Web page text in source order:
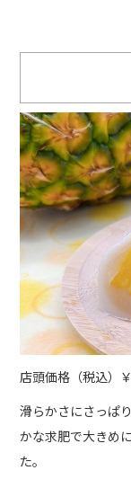
店頭価格（税込）
滑らかさにさっぱ
かな求肥で大きめ
た。